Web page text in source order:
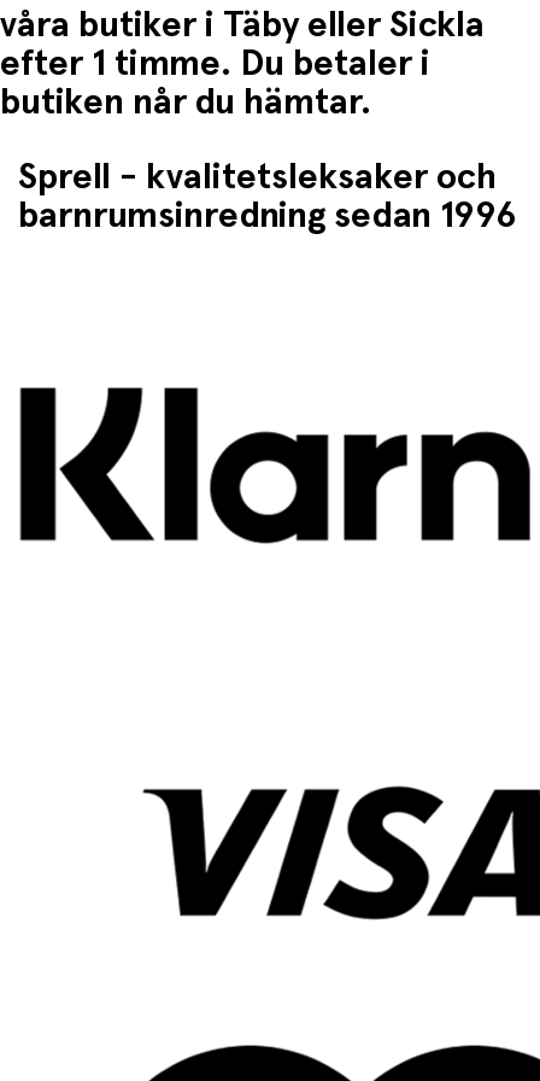
våra butiker i Täby eller Sickla
efter 1 timme. Du betaler i
butiken når du hämtar.
Sprell - kvalitetsleksaker och
barnrumsinredning sedan 1996